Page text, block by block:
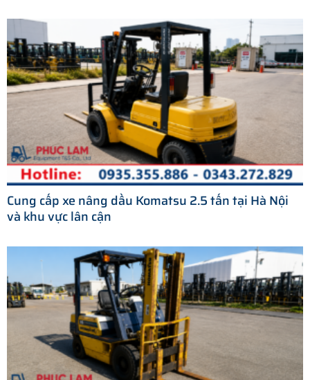
Cung cấp xe nâng dầu Komatsu 2.5 tấn tại Hà Nội
và khu vực lân cận